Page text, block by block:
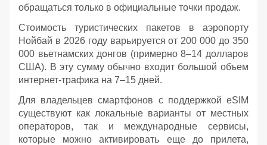
обращаться только в официальные точки продаж.
Стоимость туристических пакетов в аэропорту
Нойбай в 2026 году варьируется от 200 000 до 350
000 вьетнамских донгов (примерно 8–14 долларов
США). В эту сумму обычно входит большой объем
интернет-трафика на 7–15 дней.
Для владельцев смартфонов с поддержкой eSIM
существуют как локальные варианты от местных
операторов, так и международные сервисы,
которые можно активировать еще до прилета,